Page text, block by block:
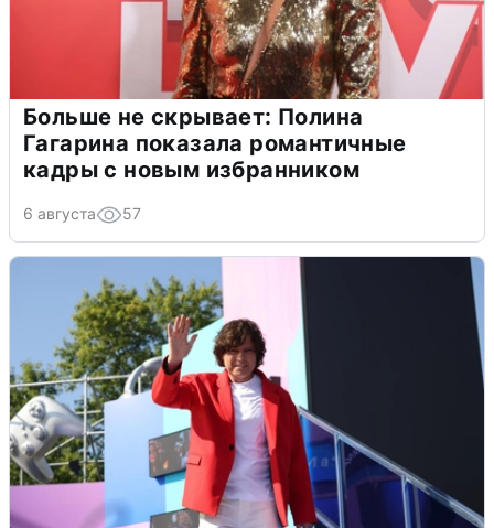
Больше не скрывает: Полина
Гагарина показала романтичные
кадры с новым избранником
6 августа 57